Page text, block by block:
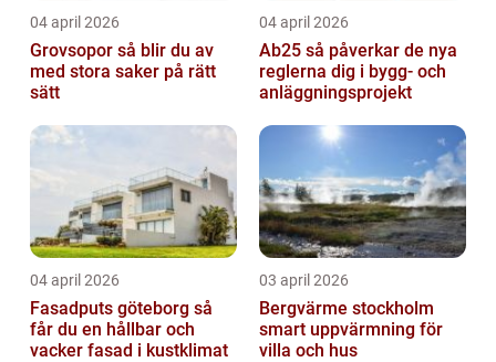
04 april 2026
Grovsopor så blir du av
med stora saker på rätt
sätt
04 april 2026
Ab25 så påverkar de nya
reglerna dig i bygg- och
anläggningsprojekt
04 april 2026
Fasadputs göteborg så
får du en hållbar och
vacker fasad i kustklimat
03 april 2026
Bergvärme stockholm
smart uppvärmning för
villa och hus